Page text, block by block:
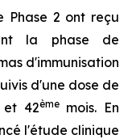
Phase 2 ont reçu
la phase de
d'immunisation
d'une dose de
et 42èmemois. En
l'étude clinique